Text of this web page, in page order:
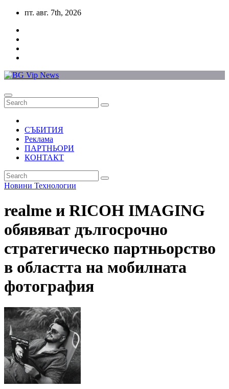
Skip
content
пт. авг. 7th, 2026
СЪБИТИЯ
Реклама
ПАРТНЬОРИ
КОНТАКТ
Новини Технологии
realme и RICOH IMAGING
обявяват дългосрочно
стратегическо партньорство
в областта на мобилната
фотография